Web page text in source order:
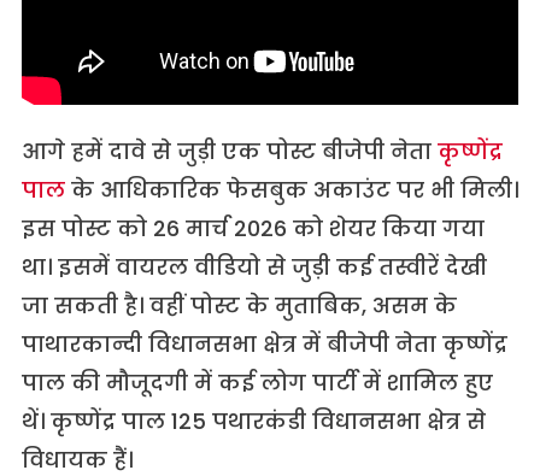
आगे हमें दावे से जुड़ी एक पोस्ट बीजेपी नेता कृष्णेंद्र
पालके आधिकारिक फेसबुक अकाउंट पर भी मिली।
इस पोस्ट को 26 मार्च 2026 को शेयर किया गया
था। इसमें वायरल वीडियो से जुड़ी कई तस्वीरें देखी
जा सकती है। वहीं पोस्ट के मुताबिक, असम के
पाथारकान्दी विधानसभा क्षेत्र में बीजेपी नेता कृष्णेंद्र
पाल की मौजूदगी में कई लोग पार्टी में शामिल हुए
थें। कृष्णेंद्र पाल 125 पथारकंडी विधानसभा क्षेत्र से
विधायक हैं।